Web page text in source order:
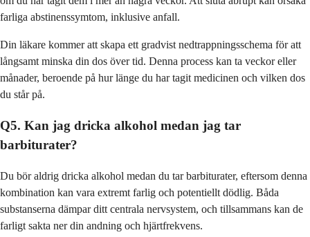
farliga abstinenssymtom, inklusive anfall.
Din läkare kommer att skapa ett gradvist nedtrappningsschema för att
långsamt minska din dos över tid. Denna process kan ta veckor eller
månader, beroende på hur länge du har tagit medicinen och vilken dos
du står på.
Q5. Kan jag dricka alkohol medan jag tar
barbiturater?
Du bör aldrig dricka alkohol medan du tar barbiturater, eftersom denna
kombination kan vara extremt farlig och potentiellt dödlig. Båda
substanserna dämpar ditt centrala nervsystem, och tillsammans kan de
farligt sakta ner din andning och hjärtfrekvens.